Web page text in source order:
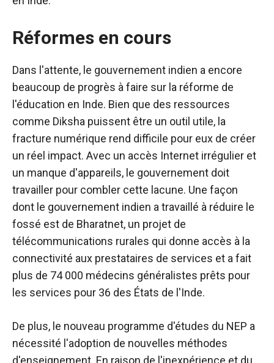
Réformes en cours
Dans l'attente, le gouvernement indien a encore
beaucoup de progrès à faire sur la réforme de
l'éducation en Inde. Bien que des ressources
comme Diksha puissent être un outil utile, la
fracture numérique rend difficile pour eux de créer
un réel impact. Avec un accès Internet irrégulier et
un manque d'appareils, le gouvernement doit
travailler pour combler cette lacune. Une façon
dont le gouvernement indien a travaillé à réduire le
fossé est de Bharatnet, un projet de
télécommunications rurales qui donne accès à la
connectivité aux prestataires de services et a fait
plus de 74 000 médecins généralistes prêts pour
les services pour 36 des États de l'Inde.
De plus, le nouveau programme d'études du NEP a
nécessité l'adoption de nouvelles méthodes
d'enseignement. En raison de l'inexpérience et du